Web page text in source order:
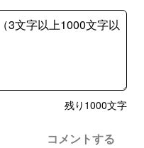
残り 1000文字
コメントする